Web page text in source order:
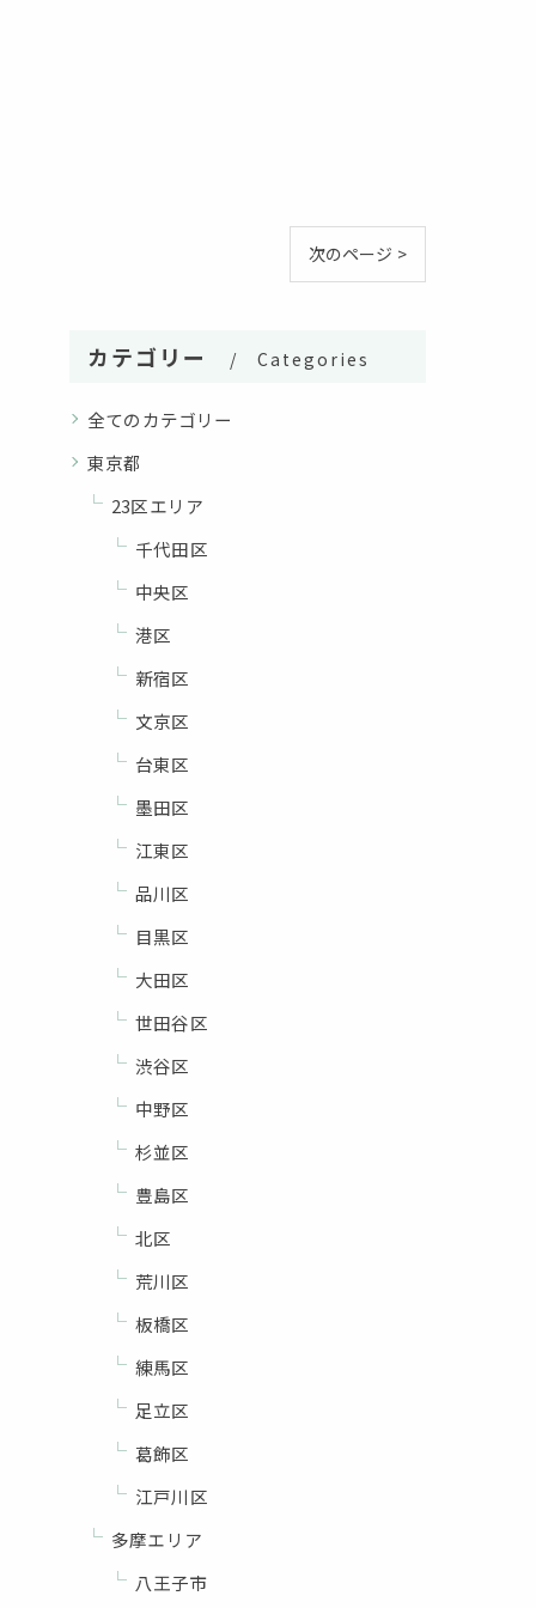
次のページ >
カテゴリー Categories
全てのカテゴリー
東京都
23区エリア
千代田区
中央区
港区
新宿区
文京区
台東区
墨田区
江東区
品川区
目黒区
大田区
世田谷区
渋谷区
中野区
杉並区
豊島区
北区
荒川区
板橋区
練馬区
足立区
葛飾区
江戸川区
多摩エリア
八王子市